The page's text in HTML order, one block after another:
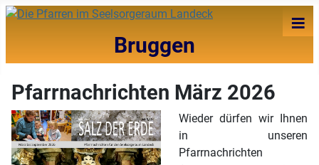
Bruggen
≡
Pfarrnachrichten März 2026
Wieder dürfen wir Ihnen
in unseren
Pfarrnachrichten